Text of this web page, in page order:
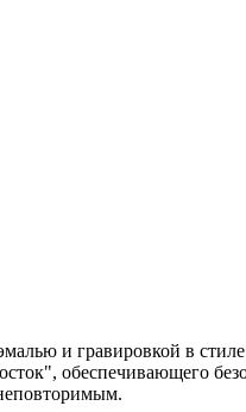
и гравировкой в
обеспечивающего